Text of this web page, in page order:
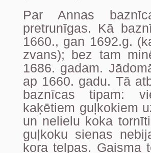
Par Annas
pretrunīgas. Kā
1660., gan 1692.g.
zvans); bez tam
1686. gadam.
ap 1660. gadu. Tā
baznīcas tipam:
kaķētiem guļkokiem
un nelielu koka
guļkoku sienas
kora telpas. Gaisma